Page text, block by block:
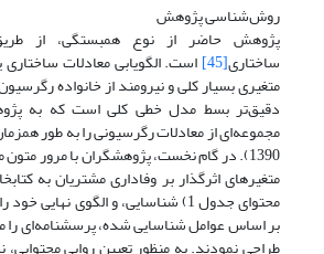
روش‌شناسی پژوهش
پژوهش حاضر از نوع همبستگی، از طریق
ساختاری[45] است. الگویابی معادلات
متغیری بسیار کلی و نیرومند از خانواده
دقیق‌تر بسط مدل خطی کلی است که به
مجموعه‌ای از معادلات رگرسیونی را به طور
1390). در گام نخست، پژوهشگران با مرور
متغیرهای اثرگذار بر وفاداری مشتریان به
محتوای جدول 1) شناسایی، و الگوی
بر اساس عوامل شناسایی شده، پرسشنامه‌ای را